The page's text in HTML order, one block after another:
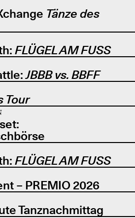
Tänze des
FLÜGEL AM FUSS
JBBB vs. BBFF
Tour
FLÜGEL AM FUSS
– PREMIO 2026
Tanznachmittag